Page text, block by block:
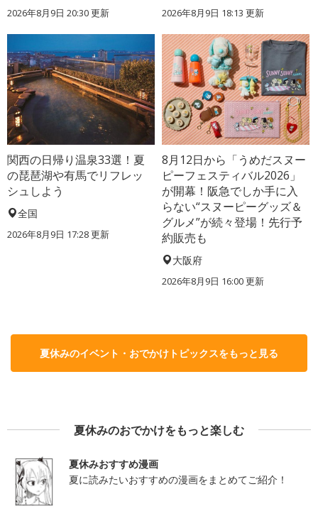
2026年8月9日 20:30更新 2026年8月9日 18:13 更新
関西の日帰り温泉33選！夏
の琵琶湖や有馬でリフレッ
シュしよう
全国
2026年8月9日 17:28更新
8月12日から「うめだスヌー
ピーフェスティバル2026」
が開幕！阪急でしか手に入
らない“スヌーピーグッズ＆
グルメ”が続々登場！先行予
約販売も
大阪府
2026年8月9日 16:00更新
夏休みのイベント・おでかけトピックスをもっと見る
夏休みのおでかけをもっと楽しむ
夏休みおすすめ漫画
夏に読みたいおすすめの漫画をまとめてご紹介！